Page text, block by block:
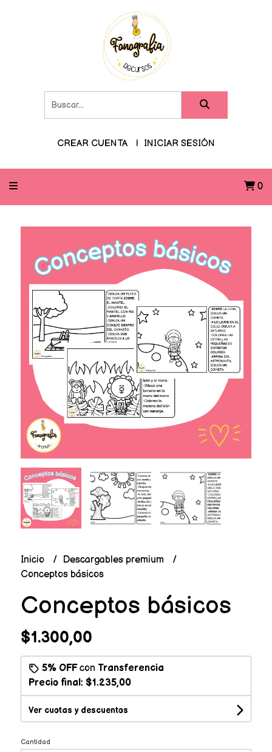
CREAR CUENTA INICIAR SESIÓN
0
Inicio
Descargables premium
Conceptos básicos
Conceptos básicos
$1.300,00
5% OFFcon Transferencia
Precio final: $1.235,00
Ver cuotas y descuentos
Cantidad